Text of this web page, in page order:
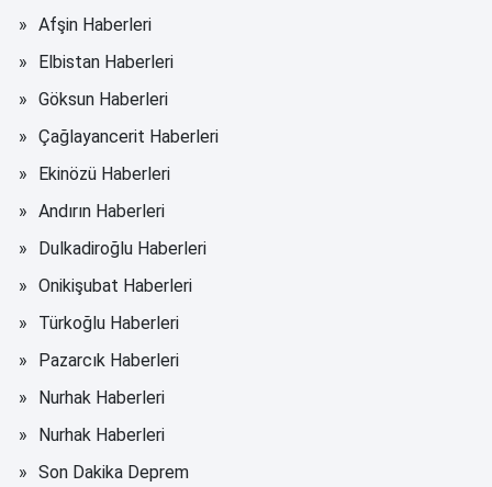
Afşin Haberleri
Elbistan Haberleri
Göksun Haberleri
Çağlayancerit Haberleri
Ekinözü Haberleri
Andırın Haberleri
Dulkadiroğlu Haberleri
Onikişubat Haberleri
Türkoğlu Haberleri
Pazarcık Haberleri
Nurhak Haberleri
Nurhak Haberleri
Son Dakika Deprem